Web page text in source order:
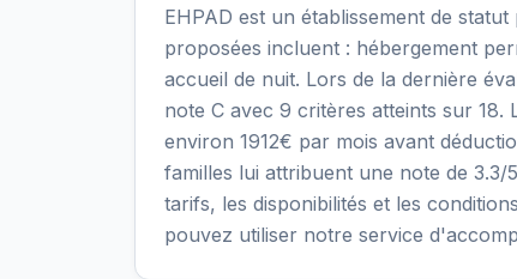
EHPAD est un établissement de
proposées incluent : hébergement
accueil de nuit. Lors de la dernière
note C avec 9 critères atteints sur
environ 1912€ par mois avant
familles lui attribuent une note de
tarifs, les disponibilités et les
pouvez utiliser notre service